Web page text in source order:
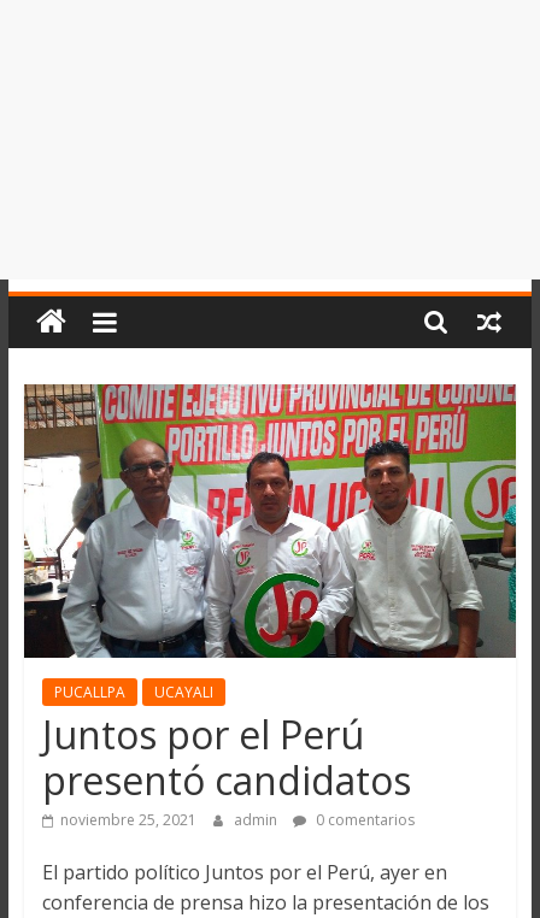
PUCALLPA UCAYALI
Juntos por el Perú
presentó candidatos
noviembre 25, 2021 admin 0 comentarios
El partido político Juntos por el Perú, ayer en
conferencia de prensa hizo la presentación de los